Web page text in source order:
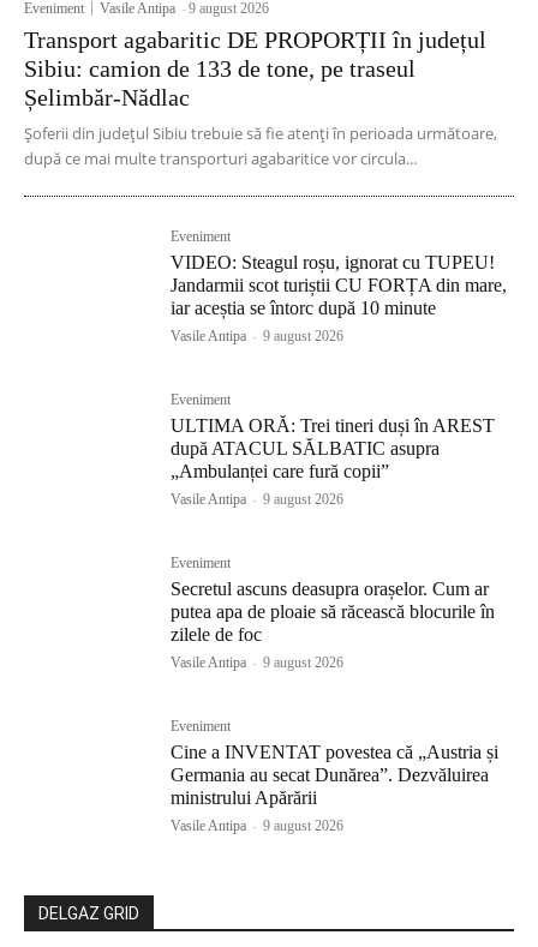
Eveniment Vasile Antipa -9 august 2026
Transport agabaritic DE PROPORȚII în județul
Sibiu: camion de 133 de tone, pe traseul
Șelimbăr-Nădlac
Șoferii din județul Sibiu trebuie să fie atenți în perioada următoare,
după ce mai multe transporturi agabaritice vor circula...
Eveniment
VIDEO: Steagul roșu, ignorat cu TUPEU!
Jandarmii scot turiștii CU FORȚA din mare,
iar aceștia se întorc după 10 minute
Vasile Antipa - 9 august 2026
Eveniment
ULTIMA ORĂ: Trei tineri duși în AREST
după ATACUL SĂLBATIC asupra
„Ambulanței care fură copii”
Vasile Antipa - 9 august 2026
Eveniment
Secretul ascuns deasupra orașelor. Cum ar
putea apa de ploaie să răcească blocurile în
zilele de foc
Vasile Antipa - 9 august 2026
Eveniment
Cine a INVENTAT povestea că „Austria și
Germania au secat Dunărea”. Dezvăluirea
ministrului Apărării
Vasile Antipa - 9 august 2026
DELGAZ GRID